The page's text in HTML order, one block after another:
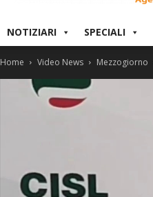
NOTIZIARI SPECIALI
Home Video News Mezzogiorno